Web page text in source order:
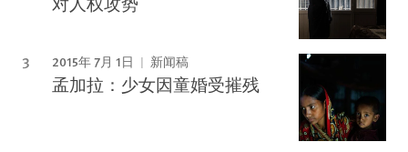
2015年 7月 1日 新闻稿
孟加拉：少女因童婚受摧残